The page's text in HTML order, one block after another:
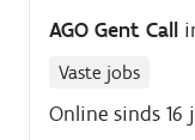
AGO Gent Call
Vaste jobs
Online sinds 16